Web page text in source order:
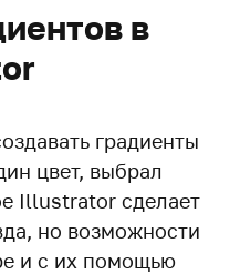
в
градиенты
цвет, выбрал
Illustrator сделает
но возможности
и с их помощью